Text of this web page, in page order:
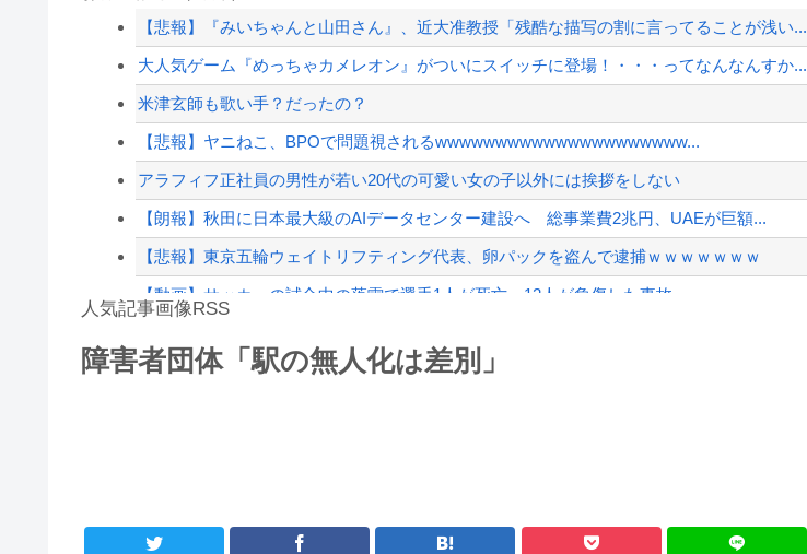
古き良きロールプレイングゲームにありがちな事
株式投資、若年男性の自信喪失の原因に-6割超が「人生の敗者」自認
【速報】日本共産党、沖縄県知事選で公職選挙法違反！！！ 110番通報されても辞全...
【悲報】週間少年ジャンプのグッズ(43億円分)を注文し全てキャンセルした女逮捕ｗ...
【配信者】「金バエ」のSNS更新が1週間途絶え、様々な憶測が飛び交う。1週間ぶり...
【緊急速報】NYで警官が黒人男性の首を絞め、暴動第二波不可避へ
【悲報】『みいちゃんと山田さん』、近大准教授「残酷な描写の割に言ってることが浅い...
大人気ゲーム『めっちゃカメレオン』がついにスイッチに登場！・・・ってなんなんすか...
米津玄師も歌い手？だったの？
【悲報】ヤニねこ、BPOで問題視されるwwwwwwwwwwwwwwwwwwwww...
アラフィフ正社員の男性が若い20代の可愛い女の子以外には挨拶をしない
【朗報】秋田に日本最大級のAIデータセンター建設へ 総事業費2兆円、UAEが巨額...
【悲報】東京五輪ウェイトリフティング代表、卵パックを盗んで逮捕ｗｗｗｗｗｗｗ
【動画】サッカーの試合中の落雷で選手1人が死亡、12人が負傷した事故。
【かっけぇ…】あのまとめ管理人が“世の中お金じゃない”に共感‥‥「お金で忖度ばか...
海外「おめでとうタキ！」リヴァプール南野がバースデーゴール！！
人気記事画像RSS
障害者団体「駅の無人化は差別」